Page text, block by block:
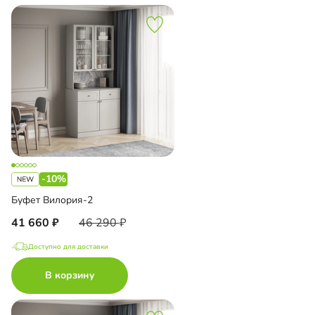
-10%
Буфет Вилория-2
41 660 46 290
Доступно для доставки
В корзину